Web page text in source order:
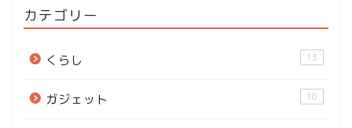
カテゴリー
くらし 13
ガジェット 10